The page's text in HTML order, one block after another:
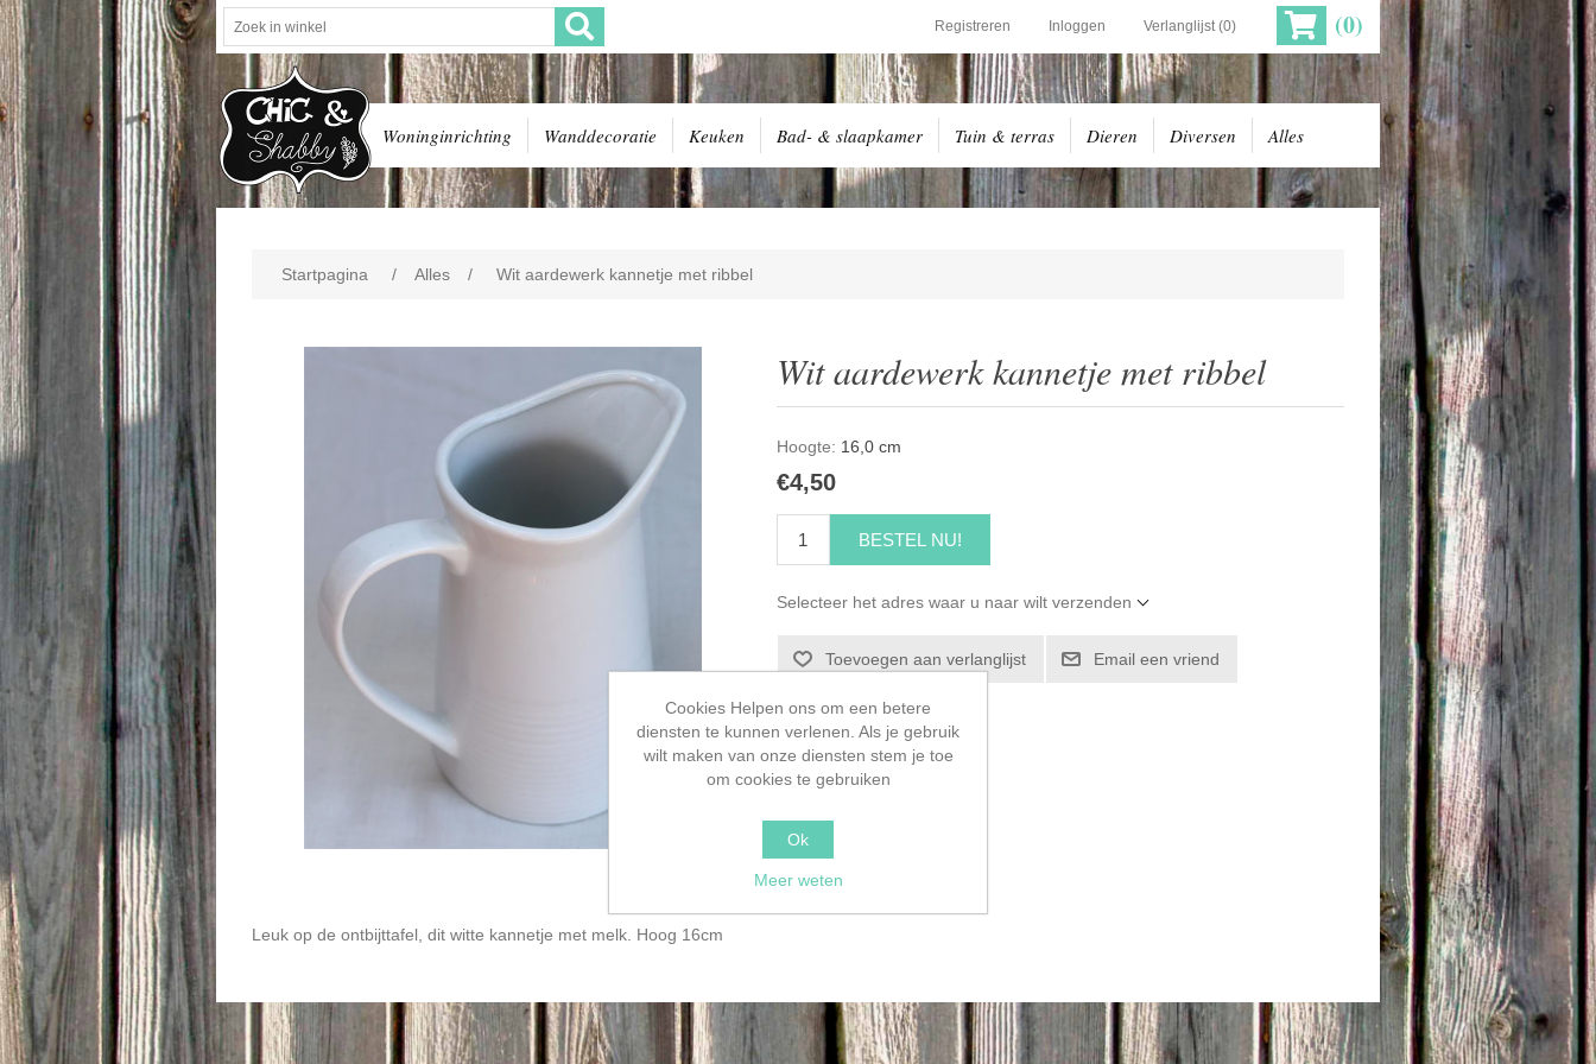
Registreren Inloggen Verlanglijst (0) (0)
Woninginrichting Wanddecoratie Keuken Bad- & slaapkamer Tuin & terras Dieren Diversen Alles
Startpagina / Alles / Wit aardewerk kannetje met ribbel
Wit aardewerk kannetje met ribbel
Hoogte: 16,0 cm
€4,50
BESTEL NU!
Selecteer het adres waar u naar wilt verzenden
Toevoegen aan verlanglijst Email een vriend
Leuk op de ontbijttafel, dit witte kannetje met melk. Hoog 16cm
Cookies Helpen ons om een betere
diensten te kunnen verlenen. Als je gebruik
wilt maken van onze diensten stem je toe
om cookies te gebruiken
Ok
Meer weten